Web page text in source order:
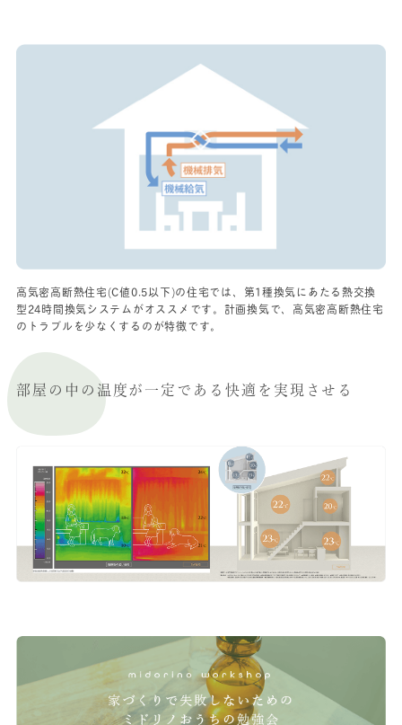
高気密高断熱住宅(C値0.5以下)の住宅では、第1種換気にあたる熱交換
型24時間換気システムがオススメです。計画換気で、高気密高断熱住宅
のトラブルを少なくするのが特徴です。
部屋の中の温度が 一定である快適を実現させる